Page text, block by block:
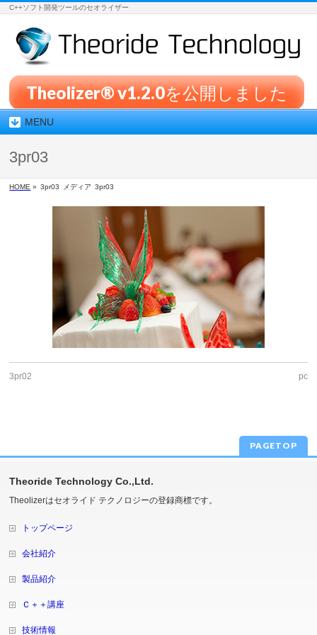
C++ソフト開発ツールのセオライザー
Theolizer® v1.2.0を公開しました
MENU
3pr03
HOME » 3pr03 メディア 3pr03
3pr02 pc
PAGETOP
Theoride Technology Co.,Ltd.
Theolizerはセオライド テクノロジーの登録商標です。
トップページ
会社紹介
製品紹介
Ｃ＋＋講座
技術情報